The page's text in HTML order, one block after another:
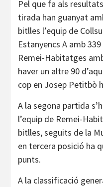
Pel que fa als
tirada han guanyat
bitlles l’equip de
Estanyencs A amb
Remei-Habitatges
haver un altre 90
cop en Josep Petitbò
A la segona partida
l’equip de Remei-
bitlles, seguits de la
en tercera posició ha
punts.
A la classificació